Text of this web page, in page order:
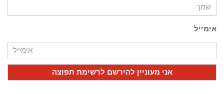
אימייל